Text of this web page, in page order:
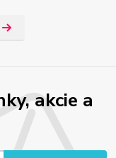
akcie a